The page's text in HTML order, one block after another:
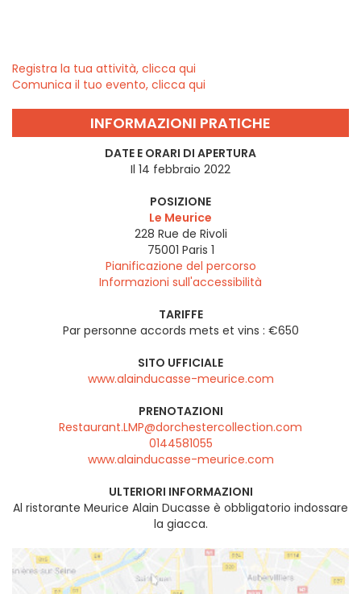
Registra la tua attività, clicca qui
Comunica il tuo evento, clicca qui
INFORMAZIONI PRATICHE
DATE E ORARI DI APERTURA
Il 14 febbraio 2022
POSIZIONE
Le Meurice
228 Rue de Rivoli
75001 Paris 1
Pianificazione del percorso
Informazioni sull'accessibilità
TARIFFE
Par personne accords mets et vins : €650
SITO UFFICIALE
www.alainducasse-meurice.com
PRENOTAZIONI
Restaurant.LMP@dorchestercollection.com
0144581055
www.alainducasse-meurice.com
ULTERIORI INFORMAZIONI
Al ristorante Meurice Alain Ducasse è obbligatorio indossare
la giacca.